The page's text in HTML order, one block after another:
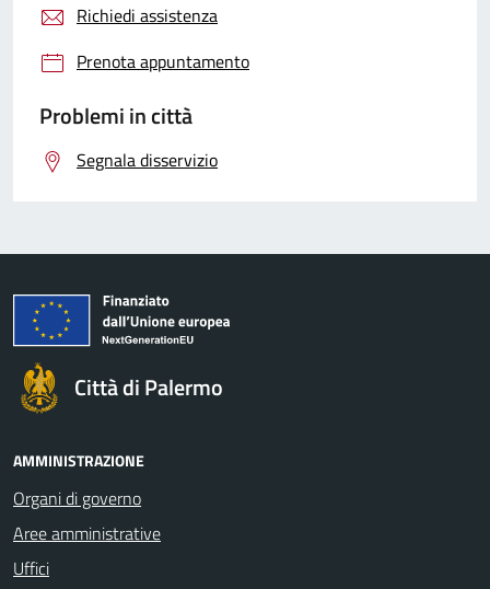
Richiedi assistenza
Prenota appuntamento
Problemi in città
Segnala disservizio
Città di Palermo
AMMINISTRAZIONE
Organi di governo
Aree amministrative
Uffici